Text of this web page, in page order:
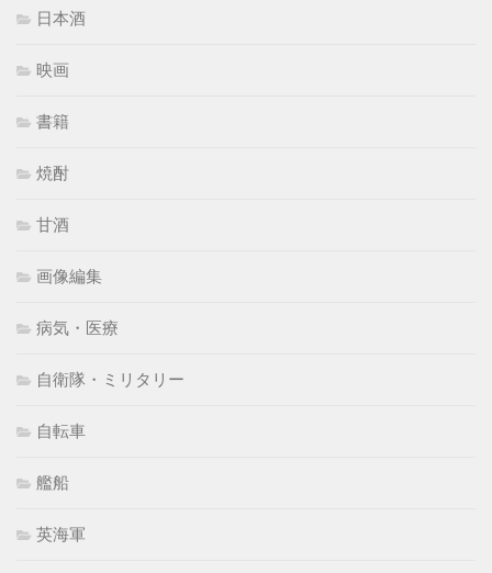
日本酒
映画
書籍
焼酎
甘酒
画像編集
病気・医療
自衛隊・ミリタリー
自転車
艦船
英海軍